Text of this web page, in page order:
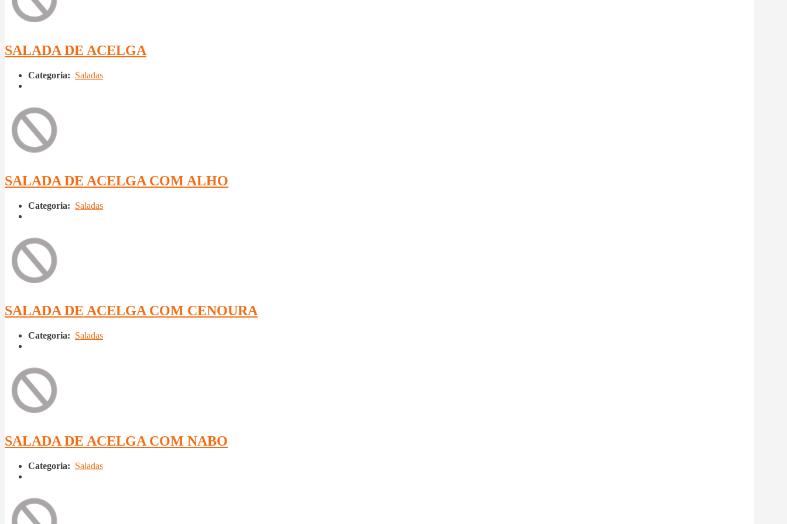
SALADA DE ACELGA
Categoria: Saladas
SALADA DE ACELGA COM ALHO
Categoria: Saladas
SALADA DE ACELGA COM CENOURA
Categoria: Saladas
SALADA DE ACELGA COM NABO
Categoria: Saladas